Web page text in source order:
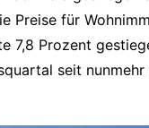
Preise für
7,8 Prozent
seit